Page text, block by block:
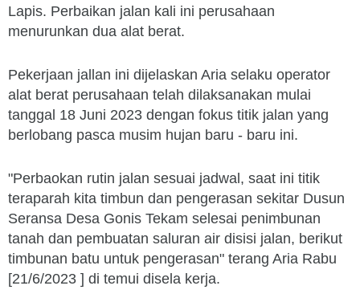
Lapis. Perbaikan jalan kali ini perusahaan
menurunkan dua alat berat.
Pekerjaan jallan ini dijelaskan Aria selaku operator
alat berat perusahaan telah dilaksanakan mulai
tanggal 18 Juni 2023 dengan fokus titik jalan yang
berlobang pasca musim hujan baru - baru ini.
"Perbaokan rutin jalan sesuai jadwal, saat ini titik
teraparah kita timbun dan pengerasan sekitar Dusun
Seransa Desa Gonis Tekam selesai penimbunan
tanah dan pembuatan saluran air disisi jalan, berikut
timbunan batu untuk pengerasan" terang Aria Rabu
[21/6/2023 ] di temui disela kerja.